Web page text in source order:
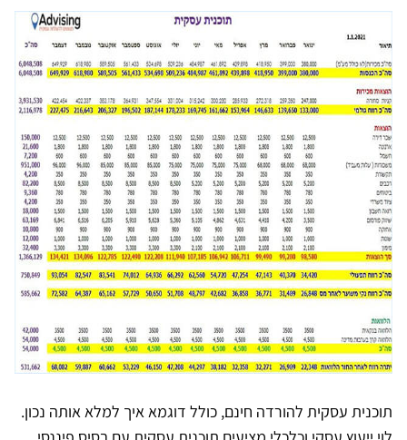
תוכנית עסקית להורדה חינם, כולל דוגמא איך למלא אותה נכון.